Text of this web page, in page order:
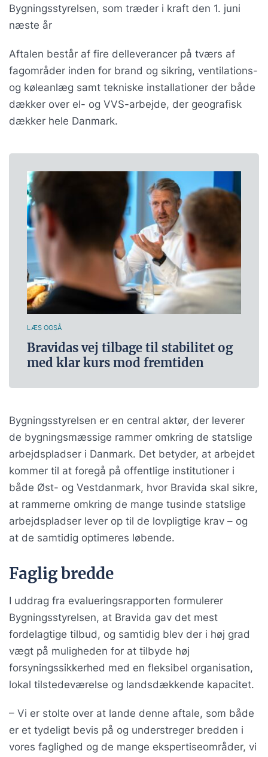
Bygningsstyrelsen, som træder i kraft den 1. juni
næste år
Aftalen består af fire delleverancer på tværs af
fagområder inden for brand og sikring, ventilations-
og køleanlæg samt tekniske installationer der både
dækker over el- og VVS-arbejde, der geografisk
dækker hele Danmark.
LÆS OGSÅ
Bravidas vej tilbage til stabilitet og
med klar kurs mod fremtiden
Bygningsstyrelsen er en central aktør, der leverer
de bygningsmæssige rammer omkring de statslige
arbejdspladser i Danmark. Det betyder, at arbejdet
kommer til at foregå på offentlige institutioner i
både Øst- og Vestdanmark, hvor Bravida skal sikre,
at rammerne omkring de mange tusinde statslige
arbejdspladser lever op til de lovpligtige krav – og
at de samtidig optimeres løbende.
Faglig bredde
I uddrag fra evalueringsrapporten formulerer
Bygningsstyrelsen, at Bravida gav det mest
fordelagtige tilbud, og samtidig blev der i høj grad
vægt på muligheden for at tilbyde høj
forsyningssikkerhed med en fleksibel organisation,
lokal tilstedeværelse og landsdækkende kapacitet.
– Vi er stolte over at lande denne aftale, som både
er et tydeligt bevis på og understreger bredden i
vores faglighed og de mange ekspertiseområder, vi